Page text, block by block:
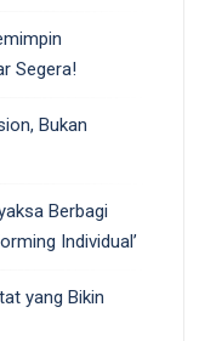
Segera!
Bukan
Berbagi
Individual’
yang Bikin